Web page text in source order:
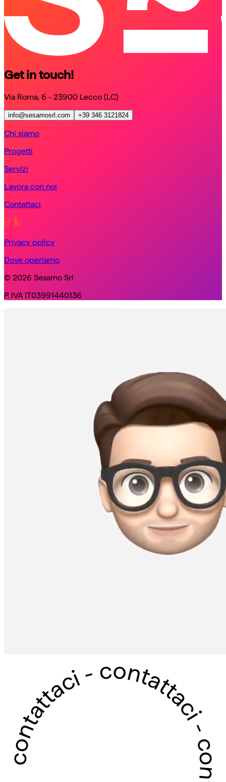
Get in touch!
Via Roma, 6 - 23900 Lecco (LC)
info@sesamosrl.com +39 346 3121824
Chi siamo
Progetti
Servizi
Lavora con noi
Contattaci
Privacy policy
Dove operiamo
© 2026 Sesamo Srl
P. IVA IT03991440136